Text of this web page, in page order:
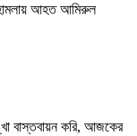
হামলায় আহত আমিরুল
বাস্তবায়ন করি, আজকের